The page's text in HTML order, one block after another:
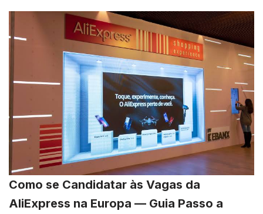
Como se Candidatar às Vagas da
AliExpress na Europa — Guia Passo a